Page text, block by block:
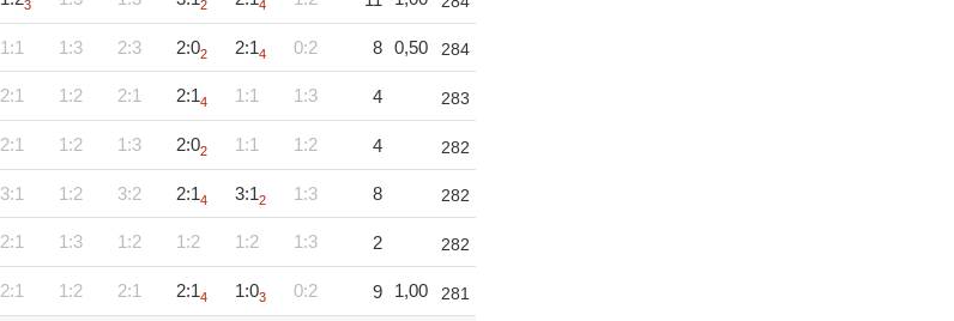
3 2 4
1:1 1:3 2:3 2:02 2:14 0:2 8 0,50 284
2:1 1:2 2:1 2:14 1:1 1:3 4 283
2:1 1:2 1:3 2:02 1:1 1:2 4 282
3:1 1:2 3:2 2:14 3:12 1:3 8 282
2:1 1:3 1:2 1:2 1:2 1:3 2 282
2:1 1:2 2:1 2:14 1:03 0:2 9 1,00 281